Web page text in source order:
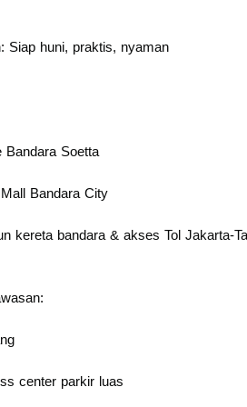
Siap huni, praktis, nyaman
Bandara Soetta
Bandara City
kereta bandara & akses Tol Jakarta-
center parkir luas